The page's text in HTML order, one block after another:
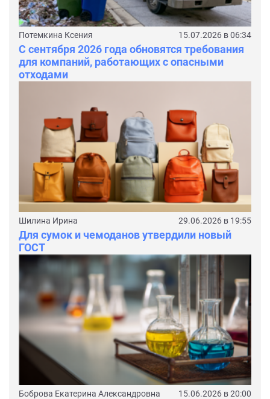
Потемкина Ксения 15.07.2026 в 06:34
С сентября 2026 года обновятся требования
для компаний, работающих с опасными
отходами
Шилина Ирина 29.06.2026 в 19:55
Для сумок и чемоданов утвердили новый
ГОСТ
Боброва Екатерина Александровна 15.06.2026 в 20:00